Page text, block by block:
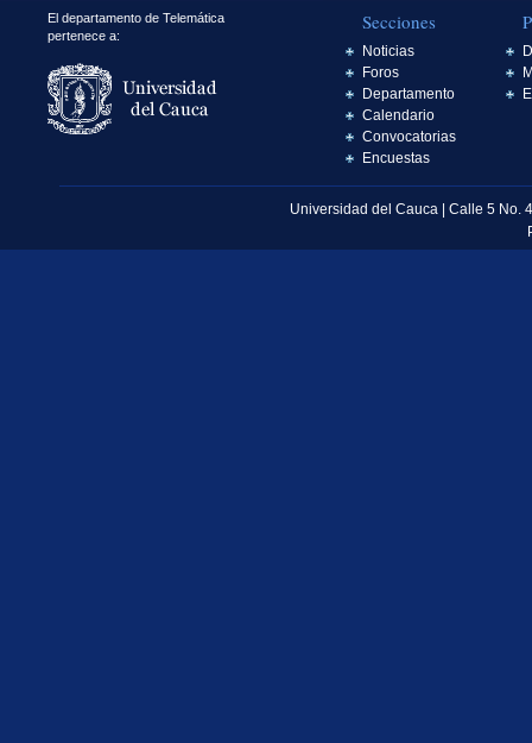
El departamento de Telemática
pertenece a:
Secciones
Noticias
Foros
Departamento
Calendario
Convocatorias
Encuestas
Universidad del Cauca | Calle 5 No.